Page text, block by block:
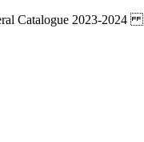
Catalogue 2023-2024